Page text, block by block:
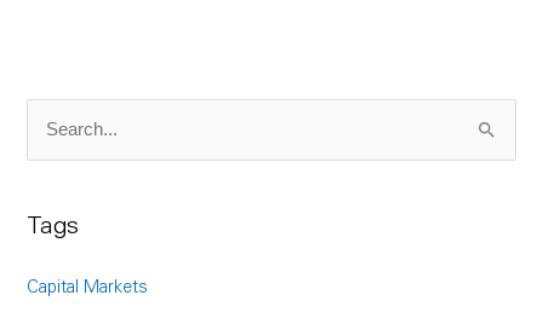
c
Tags
Capital Markets